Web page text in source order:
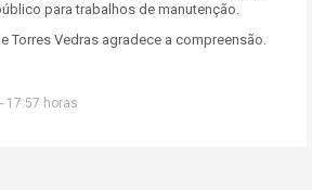
para trabalhos de manutenção.
Torres Vedras agradece a compreensão.
17:57 horas